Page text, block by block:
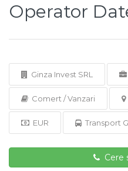
Operator
Ginza Invest SRL
Comert / Vanzari
EUR Transport
Cere